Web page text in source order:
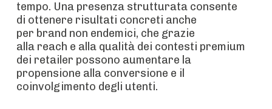
tempo. Una presenza strutturata consente
di ottenere risultati concreti anche
per brand non endemici, che grazie
alla reach e alla qualità dei contesti premium
dei retailer possono aumentare la
propensione alla conversione e il
coinvolgimento degli utenti.